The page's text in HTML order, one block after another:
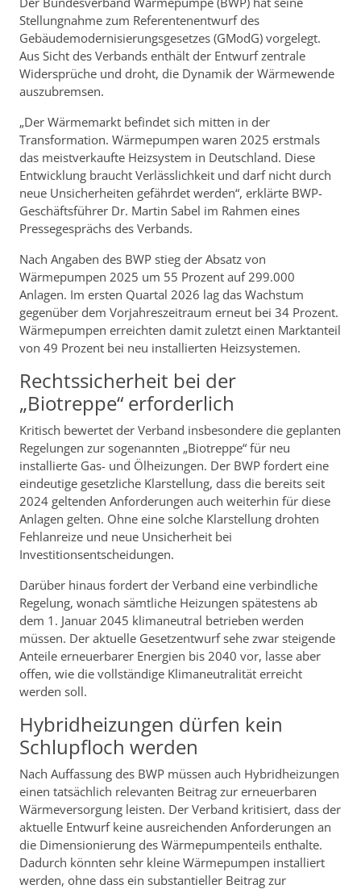
Stellungnahme zum Referentenentwurf des
Gebäudemodernisierungsgesetzes (GModG) vorgelegt.
Aus Sicht des Verbands enthält der Entwurf zentrale
Widersprüche und droht, die Dynamik der Wärmewende
auszubremsen.
„Der Wärmemarkt befindet sich mitten in der
Transformation. Wärmepumpen waren 2025 erstmals
das meistverkaufte Heizsystem in Deutschland. Diese
Entwicklung braucht Verlässlichkeit und darf nicht durch
neue Unsicherheiten gefährdet werden“, erklärte BWP-
Geschäftsführer Dr. Martin Sabel im Rahmen eines
Pressegesprächs des Verbands.
Nach Angaben des BWP stieg der Absatz von
Wärmepumpen 2025 um 55 Prozent auf 299.000
Anlagen. Im ersten Quartal 2026 lag das Wachstum
gegenüber dem Vorjahreszeitraum erneut bei 34 Prozent.
Wärmepumpen erreichten damit zuletzt einen Marktanteil
von 49 Prozent bei neu installierten Heizsystemen.
Rechtssicherheit bei der
„Biotreppe“ erforderlich
Kritisch bewertet der Verband insbesondere die geplanten
Regelungen zur sogenannten „Biotreppe“ für neu
installierte Gas- und Ölheizungen. Der BWP fordert eine
eindeutige gesetzliche Klarstellung, dass die bereits seit
2024 geltenden Anforderungen auch weiterhin für diese
Anlagen gelten. Ohne eine solche Klarstellung drohten
Fehlanreize und neue Unsicherheit bei
Investitionsentscheidungen.
Darüber hinaus fordert der Verband eine verbindliche
Regelung, wonach sämtliche Heizungen spätestens ab
dem 1. Januar 2045 klimaneutral betrieben werden
müssen. Der aktuelle Gesetzentwurf sehe zwar steigende
Anteile erneuerbarer Energien bis 2040 vor, lasse aber
offen, wie die vollständige Klimaneutralität erreicht
werden soll.
Hybridheizungen dürfen kein
Schlupfloch werden
Nach Auffassung des BWP müssen auch Hybridheizungen
einen tatsächlich relevanten Beitrag zur erneuerbaren
Wärmeversorgung leisten. Der Verband kritisiert, dass der
aktuelle Entwurf keine ausreichenden Anforderungen an
die Dimensionierung des Wärmepumpenteils enthalte.
Dadurch könnten sehr kleine Wärmepumpen installiert
werden, ohne dass ein substantieller Beitrag zur